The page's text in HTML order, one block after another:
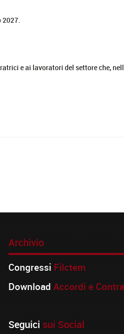
e ai lavoratori del settore che,
Archivio
Congressi Filctem
Download Accordi e
Seguicisui Social